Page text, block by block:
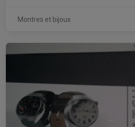
Montres et bijoux